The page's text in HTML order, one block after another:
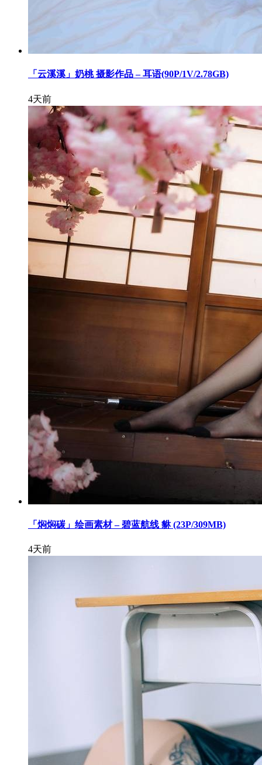
「云溪溪」奶桃 摄影作品 – 耳语(90P/1V/2.78GB)
4天前
「焖焖碳」绘画素材 – 碧蓝航线 貅 (23P/309MB)
4天前